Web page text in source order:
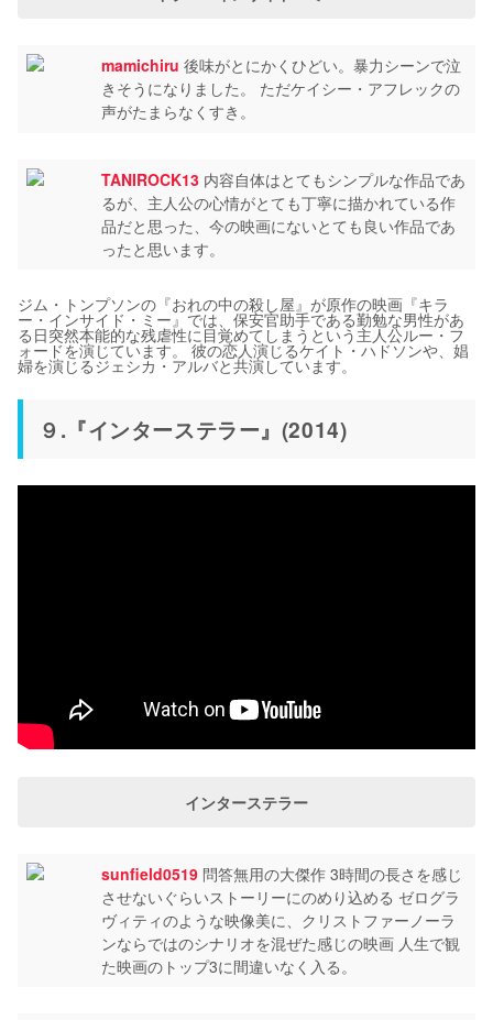
mamichiru 後味がとにかくひどい。暴力シーンで泣
きそうになりました。 ただケイシー・アフレックの
声がたまらなくすき。
TANIROCK13 内容自体はとてもシンプルな作品であ
るが、主人公の心情がとても丁寧に描かれている作
品だと思った、今の映画にないとても良い作品であ
ったと思います。
ジム・トンプソンの『おれの中の殺し屋』が原作の映画『キラ
ー・インサイド・ミー』では、保安官助手である勤勉な男性があ
る日突然本能的な残虐性に目覚めてしまうという主人公ルー・フ
ォードを演じています。 彼の恋人演じるケイト・ハドソンや、娼
婦を演じるジェシカ・アルバと共演しています。
９.『インターステラー』(2014)
インターステラー
sunfield0519 問答無用の大傑作 3時間の長さを感じ
させないぐらいストーリーにのめり込める ゼログラ
ヴィティのような映像美に、クリストファーノーラ
ンならではのシナリオを混ぜた感じの映画 人生で観
た映画のトップ3に間違いなく入る。